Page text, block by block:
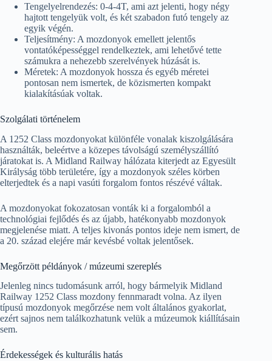
Tengelyelrendezés: 0-4-4T, ami azt jelenti, hogy négy
hajtott tengelyük volt, és két szabadon futó tengely az
egyik végén.
Teljesítmény: A mozdonyok emellett jelentős
vontatóképességgel rendelkeztek, ami lehetővé tette
számukra a nehezebb szerelvények húzását is.
Méretek: A mozdonyok hossza és egyéb méretei
pontosan nem ismertek, de közismerten kompakt
kialakításúak voltak.
Szolgálati történelem
A 1252 Class mozdonyokat különféle vonalak kiszolgálására
használták, beleértve a közepes távolságú személyszállító
járatokat is. A Midland Railway hálózata kiterjedt az Egyesült
Királyság több területére, így a mozdonyok széles körben
elterjedtek és a napi vasúti forgalom fontos részévé váltak.
A mozdonyokat fokozatosan vonták ki a forgalomból a
technológiai fejlődés és az újabb, hatékonyabb mozdonyok
megjelenése miatt. A teljes kivonás pontos ideje nem ismert, de
a 20. század elejére már kevésbé voltak jelentősek.
Megőrzött példányok / múzeumi szereplés
Jelenleg nincs tudomásunk arról, hogy bármelyik Midland
Railway 1252 Class mozdony fennmaradt volna. Az ilyen
típusú mozdonyok megőrzése nem volt általános gyakorlat,
ezért sajnos nem találkozhatunk velük a múzeumok kiállításain
sem.
Érdekességek és kulturális hatás